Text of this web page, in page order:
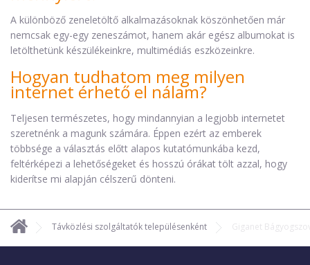
A különböző zeneletöltő alkalmazásoknak köszönhetően már
nemcsak egy-egy zeneszámot, hanem akár egész albumokat is
letölthetünk készülékeinkre, multimédiás eszközeinkre.
Hogyan tudhatom meg milyen
internet érhető el nálam?
Teljesen természetes, hogy mindannyian a legjobb internetet
szeretnénk a magunk számára. Éppen ezért az emberek
többsége a választás előtt alapos kutatómunkába kezd,
feltérképezi a lehetőségeket és hosszú órákat tölt azzal, hogy
kiderítse mi alapján célszerű dönteni.
Távközlési szolgáltatók településenként Giganet